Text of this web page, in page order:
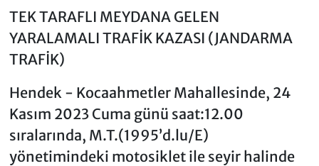
TEK TARAFLI MEYDANA GELEN
YARALAMALI TRAFİK KAZASI (JANDARMA
TRAFİK)
Hendek - Kocaahmetler Mahallesinde, 24
Kasım 2023 Cuma günü saat:12.00
sıralarında, M.T.(1995’d.lu/E)
yönetimindeki motosiklet ile seyir halinde